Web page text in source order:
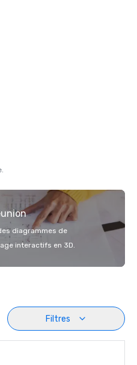
diagrammes de
interactifs en 3D.
Filtres